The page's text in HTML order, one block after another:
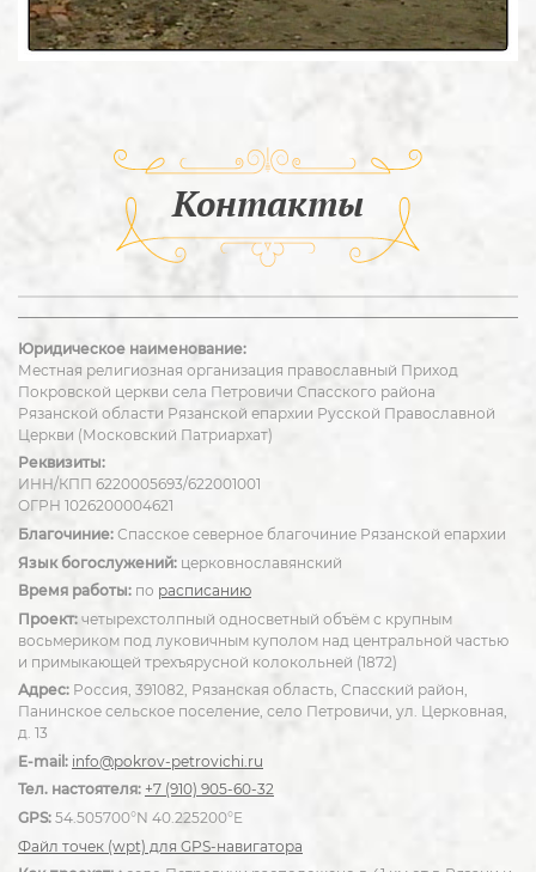
Контакты
Юридическое наименование:
Местная религиозная организация православный Приход
Покровской церкви села Петровичи Спасского района
Рязанской области Рязанской епархии Русской Православной
Церкви (Московский Патриархат)
Реквизиты:
ИНН/КПП 6220005693/622001001
ОГРН 1026200004621
Благочиние: Спасское северное благочиние Рязанской епархии
Язык богослужений: церковнославянский
Время работы: по расписанию
Проект: четырехстолпный односветный объём с крупным
восьмериком под луковичным куполом над центральной частью
и примыкающей трехъярусной колокольней (1872)
Адрес: Россия, 391082, Рязанская область, Спасский район,
Панинское сельское поселение, село Петровичи, ул. Церковная,
д. 13
E-mail: info@pokrov-petrovichi.ru
Тел. настоятеля: +7 (910) 905-60-32
GPS: 54.505700°N 40.225200°E
Файл точек (wpt) для GPS-навигатора